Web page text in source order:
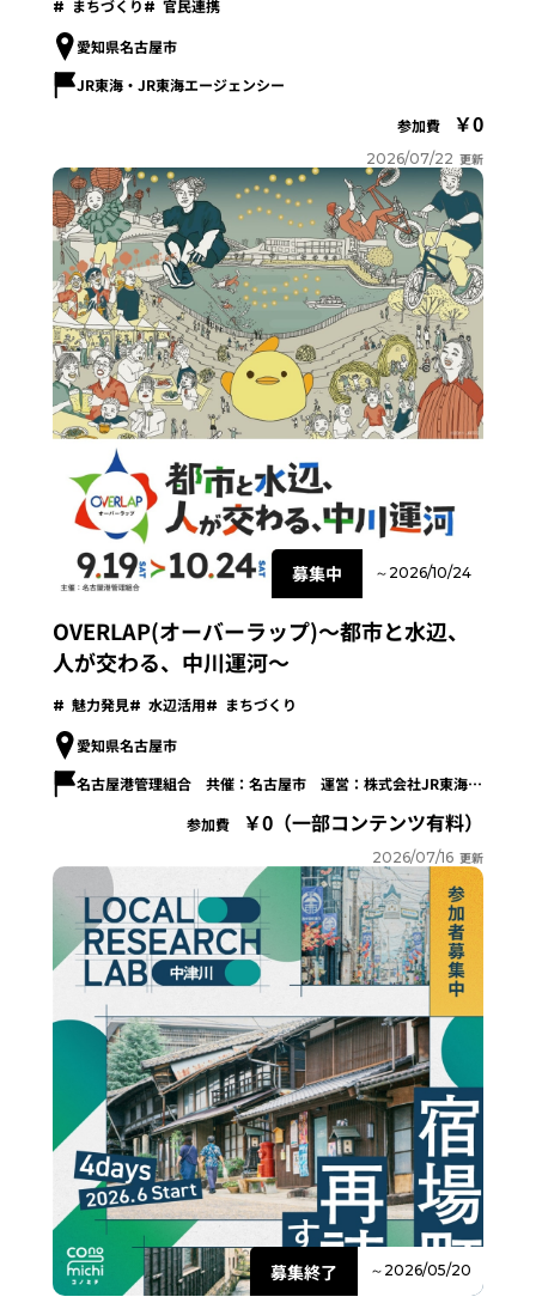
まちづくり 官民連携
愛知県名古屋市
JR東海・JR東海エージェンシー
参加費
0
2026/07/22 更新
募集中 ～2026/10/24
OVERLAP(オーバーラップ)～都市と水辺、
人が交わる、中川運河～
魅力発見 水辺活用 まちづくり
愛知県名古屋市
名古屋港管理組合 共催：名古屋市 運営：株式会社JR東海エージェンシー
参加費
0（一部コンテンツ有料）
2026/07/16 更新
募集終了 ～2026/05/20